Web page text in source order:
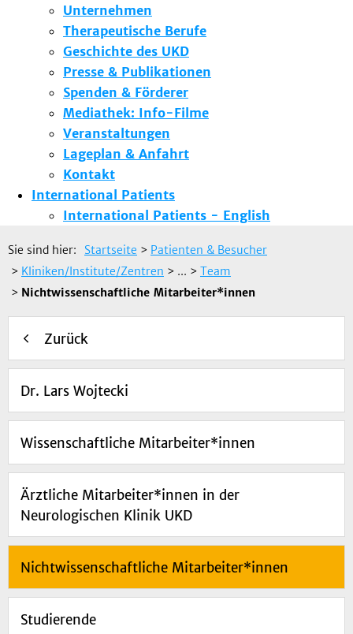
Unternehmen
Therapeutische Berufe
Geschichte des UKD
Presse & Publikationen
Spenden & Förderer
Mediathek: Info-Filme
Veranstaltungen
Lageplan & Anfahrt
Kontakt
International Patients
International Patients - English
Sie sind hier: Startseite > Patienten & Besucher
> Kliniken/Institute/Zentren > ... > Team
> Nichtwissenschaftliche Mitarbeiter*innen
Zurück
Dr. Lars Wojtecki
Wissenschaftliche Mitarbeiter*innen
Ärztliche Mitarbeiter*innen in der
Neurologischen Klinik UKD
Nichtwissenschaftliche Mitarbeiter*innen
Studierende